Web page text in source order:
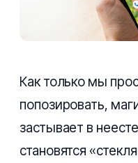
Как только мы
попозировать,
застывает в
становятся